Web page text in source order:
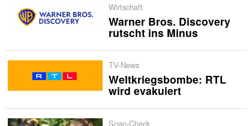
Wirtschaft
Warner Bros. Discovery
rutscht ins Minus
TV-News
Weltkriegsbombe: RTL
wird evakuiert
Soap-Check